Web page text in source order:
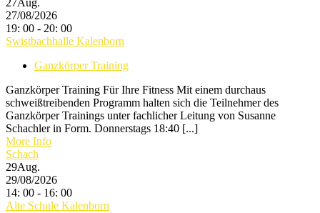
27Aug.
27/08/2026
19: 00 - 20: 00
Swistbachhalle Kalenborn
Ganzkörper Training
Ganzkörper Training Für Ihre Fitness Mit einem durchaus
schweißtreibenden Programm halten sich die Teilnehmer des
Ganzkörper Trainings unter fachlicher Leitung von Susanne
Schachler in Form. Donnerstags 18:40 [...]
More Info
Schach
29Aug.
29/08/2026
14: 00 - 16: 00
Alte Schule Kalenborn